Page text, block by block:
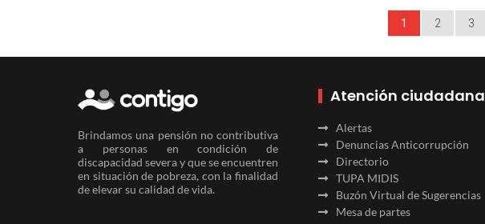
1 2 3
Brindamos una pensión no contributiva
a personas en condición de
discapacidad severa y que se encuentren
en situación de pobreza, con la finalidad
de elevar su calidad de vida.
Atención ciudadana
Alertas
Denuncias Anticorrupción
Directorio
TUPA MIDIS
Buzón Virtual de Sugerencias
Mesa de partes